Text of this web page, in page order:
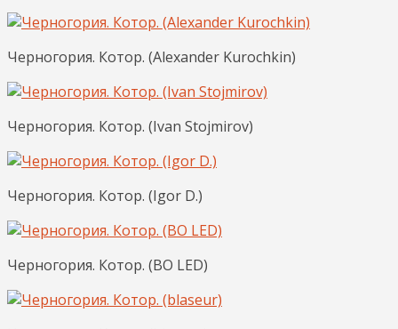
Черногория. Котор. (Alexander Kurochkin)
Черногория. Котор. (Ivan Stojmirov)
Черногория. Котор. (Igor D.)
Черногория. Котор. (BO LED)